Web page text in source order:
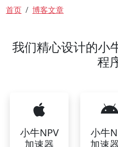
面包屑
首页 博客文章
我们精心设计的小
程
小牛NPV
加速器
小牛
加速